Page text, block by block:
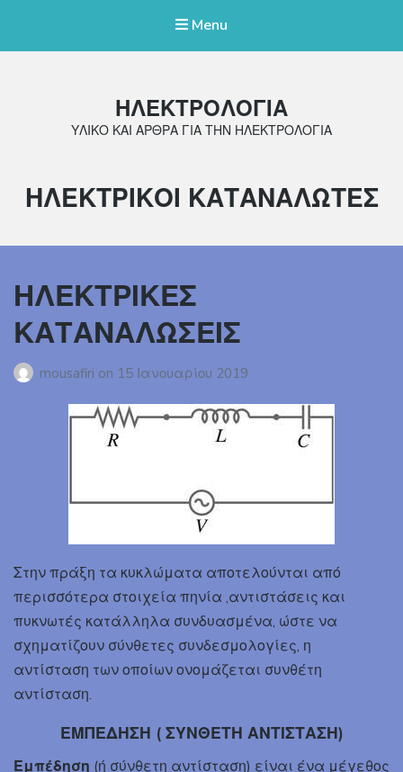
Menu
ΗΛΕΚΤΡΟΛΟΓΙΑ
ΥΛΙΚΟ ΚΑΙ ΑΡΘΡΑ ΓΙΑ ΤΗΝ ΗΛΕΚΤΡΟΛΟΓΙΑ
Κατηγορία:
ΗΛΕΚΤΡΙΚΟΙ ΚΑΤΑΝΑΛΩΤΕΣ
ΗΛΕΚΤΡΙΚΕΣ
ΚΑΤΑΝΑΛΩΣΕΙΣ
mousafiri on 15 Ιανουαρίου 2019
Στην πράξη τα κυκλώματα αποτελούνται από
περισσότερα στοιχεία πηνία ,αντιστάσεις και
πυκνωτές κατάλληλα συνδυασμένα, ώστε να
σχηματίζουν σύνθετες συνδεσμολογίες, η
αντίσταση των οποίων ονομάζεται συνθέτη
αντίσταση.
ΕΜΠΕΔΗΣΗ ( ΣΥΝΘΕΤΗ ΑΝΤΙΣΤΑΣΗ)
Εμπέδηση (ή σύνθετη αντίσταση) είναι ένα μέγεθος